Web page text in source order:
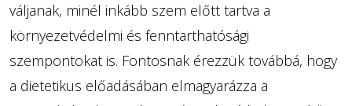
váljanak, minél inkább szem előtt tartva a
környezetvédelmi és fenntarthatósági
szempontokat is. Fontosnak érezzük továbbá, hogy
a dietetikus előadásában elmagyarázza a